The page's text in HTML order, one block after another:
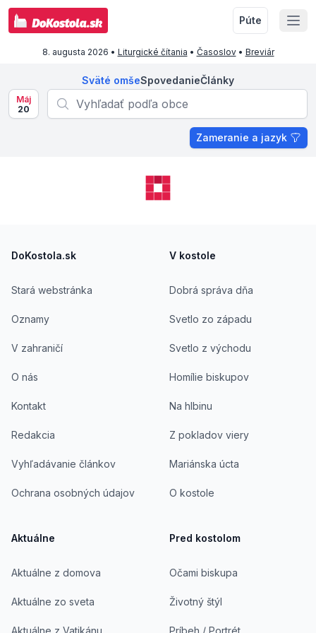
Púte
8. augusta 2026 • Liturgické čítania • Časoslov• Breviár
Sväté omšeSpovedanieČlánky
Máj
20
Zameranie a jazyk
DoKostola.sk
Stará webstránka
Oznamy
V zahraničí
O nás
Kontakt
Redakcia
Vyhľadávanie článkov
Ochrana osobných údajov
Aktuálne
Aktuálne z domova
Aktuálne zo sveta
Aktuálne z Vatikánu
V kostole
Dobrá správa dňa
Svetlo zo západu
Svetlo z východu
Homílie biskupov
Na hlbinu
Z pokladov viery
Mariánska úcta
O kostole
Pred kostolom
Očami biskupa
Životný štýl
Príbeh / Portrét